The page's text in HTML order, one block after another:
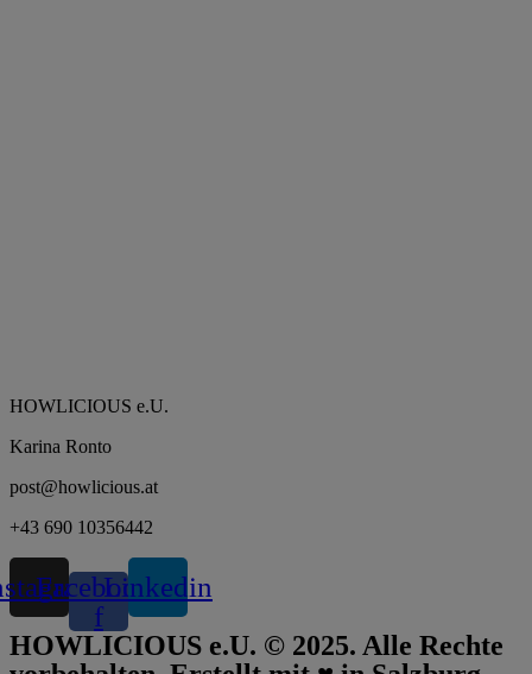
HOWLICIOUS e.U.
Karina Ronto
post@howlicious.at
+43 690 10356442
Facebook-
f
Linkedin
HOWLICIOUS e.U. © 2025. Alle Rechte